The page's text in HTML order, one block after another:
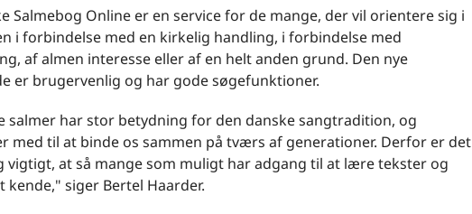
Salmebog Online er en service for de mange, der vil orientere sig i
i forbindelse med en kirkelig handling, i forbindelse med
af almen interesse eller af en helt anden grund. Den nye
er brugervenlig og har gode søgefunktioner.
salmer har stor betydning for den danske sangtradition, og
med til at binde os sammen på tværs af generationer. Derfor er det
vigtigt, at så mange som muligt har adgang til at lære tekster og
kende," siger Bertel Haarder.